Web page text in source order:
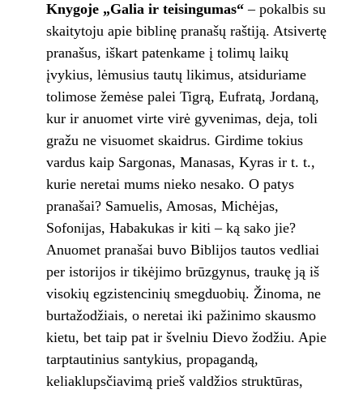
Knygoje „Galia ir teisingumas“– pokalbis su
skaitytoju apie biblinę pranašų raštiją. Atsivertę
pranašus, iškart patenkame į tolimų laikų
įvykius, lėmusius tautų likimus, atsiduriame
tolimose žemėse palei Tigrą, Eufratą, Jordaną,
kur ir anuomet virte virė gyvenimas, deja, toli
gražu ne visuomet skaidrus. Girdime tokius
vardus kaip Sargonas, Manasas, Kyras ir t. t.,
kurie neretai mums nieko nesako. O patys
pranašai? Samuelis, Amosas, Michėjas,
Sofonijas, Habakukas ir kiti – ką sako jie?
Anuomet pranašai buvo Biblijos tautos vedliai
per istorijos ir tikėjimo brūzgynus, traukę ją iš
visokių egzistencinių smegduobių. Žinoma, ne
burtažodžiais, o neretai iki pažinimo skausmo
kietu, bet taip pat ir švelniu Dievo žodžiu. Apie
tarptautinius santykius, propagandą,
keliaklupsčiavimą prieš valdžios struktūras,